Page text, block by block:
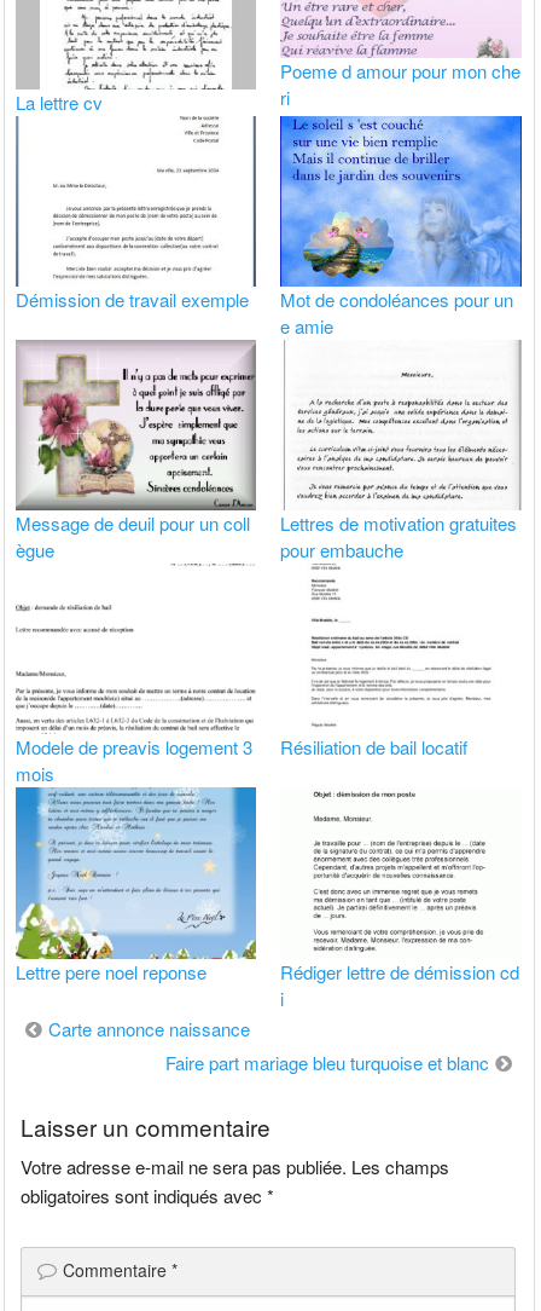
La lettre cv
Poeme d amour pour mon che
ri
Démission de travail exemple
Mot de condoléances pour un
e amie
Message de deuil pour un coll
ègue
Lettres de motivation gratuites
pour embauche
Modele de preavis logement 3
mois
Résiliation de bail locatif
Lettre pere noel reponse
Rédiger lettre de démission cd
i
Navigation
Carte annonce naissance
Faire part mariage bleu turquoise et blanc
Laisser un commentaire
Votre adresse e-mail ne sera pas publiée. Les champs
obligatoires sont indiqués avec*
Commentaire*